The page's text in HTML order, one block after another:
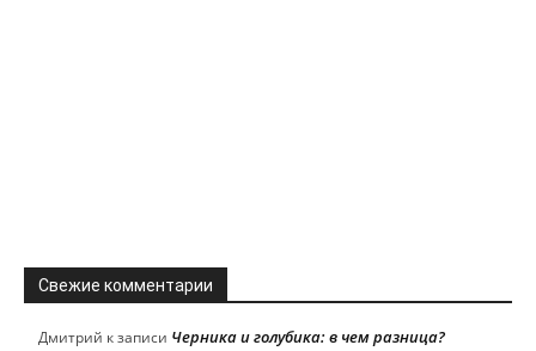
Свежие комментарии
Дмитрий к записи Черника и голубика: в чем разница?